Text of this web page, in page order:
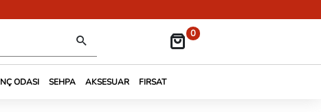
0
ODASI SEHPA AKSESUAR FIRSAT